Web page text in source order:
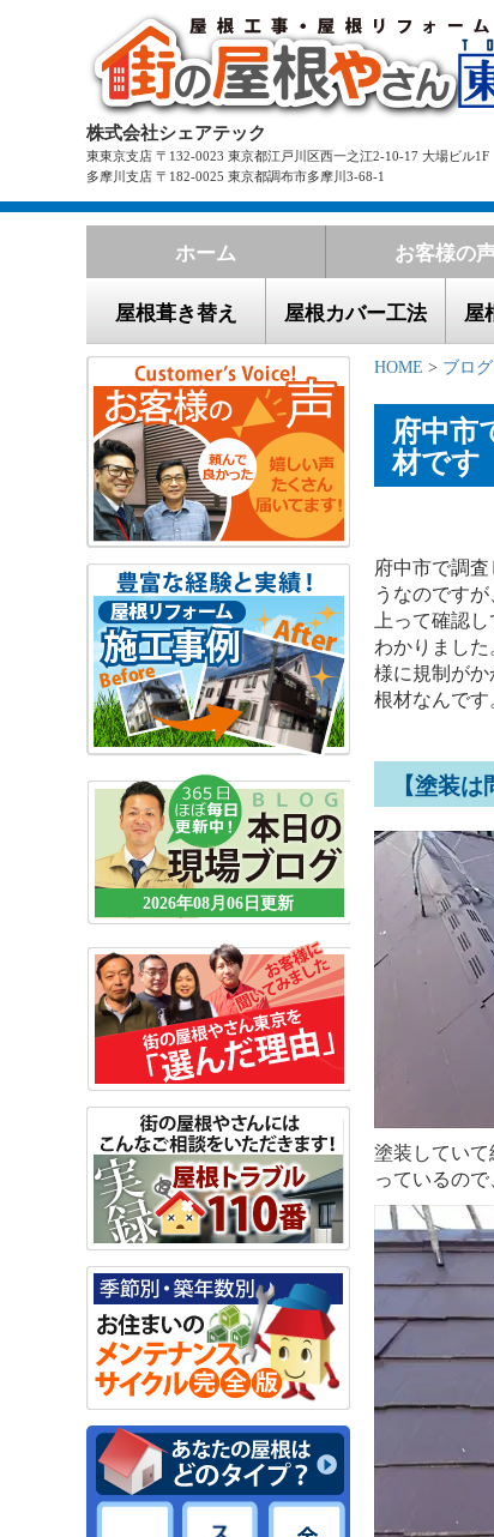
株式会社シェアテック
東東京支店 〒132-0023 東京都江戸川区西一之江2-10-17 大場ビル1F
多摩川支店 〒182-0025 東京都調布市多摩川3-68-1
ホーム お客様の
屋根葺き替え 屋根カバー工法 屋
2026年08月06日更新
HOME > ブログ
府中市
材です
府中市で調
うなのです
上って確認
わかりまし
様に規制が
根材なんです
【塗装
塗装してい
っているの